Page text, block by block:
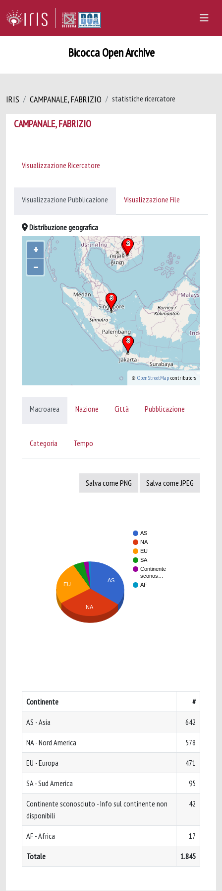
Bicocca Open Archive
IRIS CAMPANALE, FABRIZIO statistiche ricercatore
CAMPANALE, FABRIZIO
Visualizzazione Ricercatore
Visualizzazione Pubblicazione Visualizzazione File
Distribuzione geografica
+
–
© OpenStreetMap contributors.
Macroarea Nazione Città Pubblicazione
Categoria Tempo
Salva come PNG Salva come JPEG
AS
NA
EU
SA
Continente
sconos…
AF
AS
EU
NA
Continente #
AS - Asia 642
NA - Nord America 578
EU - Europa 471
SA - Sud America 95
Continente sconosciuto - Info sul continente non
disponibili
42
AF - Africa 17
Totale 1.845